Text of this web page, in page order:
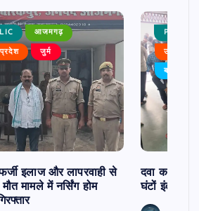
आजमगढ़
प्रदेश जुर्म
इलाज और लापरवाही से
मामले में नर्सिंग होम
PUBLIC
उत्तर
बड़ी खबर
दवा कक्ष में
घंटों इंतजार